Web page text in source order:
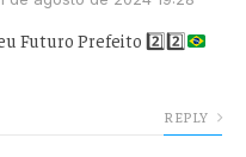
Futuro Prefeito 2️⃣2️⃣
REPLY